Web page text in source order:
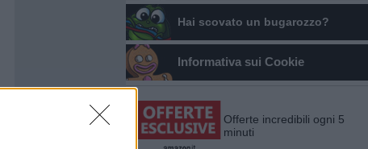
Hai scovato un bugarozzo?
Informativa sui Cookie
Offerte incredibili ogni 5
minuti